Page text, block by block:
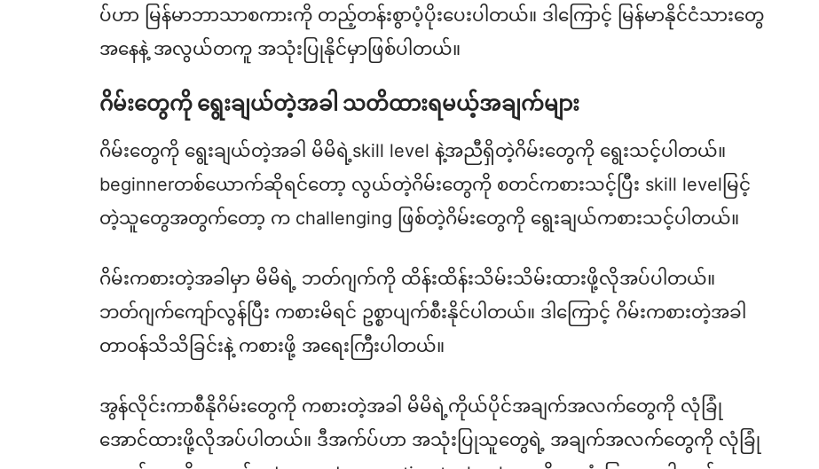
ပ်ဟာ မြန်မာဘာသာစကားကို တည့်တန်းစွာပံ့ပိုးပေးပါတယ်။ ဒါကြောင့် မြန်မာနိုင်ငံသားတွေ
အနေနဲ့ အလွယ်တကူ အသုံးပြုနိုင်မှာဖြစ်ပါတယ်။
ဂိမ်းတွေကို ရွေးချယ်တဲ့အခါ သတိထားရမယ့်အချက်များ
ဂိမ်းတွေကို ရွေးချယ်တဲ့အခါ မိမိရဲ့skill level နဲ့အညီရှိတဲ့ဂိမ်းတွေကို ရွေးသင့်ပါတယ်။
beginnerတစ်ယောက်ဆိုရင်တော့ လွယ်တဲ့ဂိမ်းတွေကို စတင်ကစားသင့်ပြီး skill levelမြင့်
တဲ့သူတွေအတွက်တော့ က challenging ဖြစ်တဲ့ဂိမ်းတွေကို ရွေးချယ်ကစားသင့်ပါတယ်။
ဂိမ်းကစားတဲ့အခါမှာ မိမိရဲ့ ဘတ်ဂျက်ကို ထိန်းထိန်းသိမ်းသိမ်းထားဖို့လိုအပ်ပါတယ်။
ဘတ်ဂျက်ကျော်လွန်ပြီး ကစားမိရင် ဥစ္စာပျက်စီးနိုင်ပါတယ်။ ဒါကြောင့် ဂိမ်းကစားတဲ့အခါ
တာဝန်သိသိခြင်းနဲ့ ကစားဖို့ အရေးကြီးပါတယ်။
အွန်လိုင်းကာစီနိုဂိမ်းတွေကို ကစားတဲ့အခါ မိမိရဲ့ကိုယ်ပိုင်အချက်အလက်တွေကို လုံခြုံ
အောင်ထားဖို့လိုအပ်ပါတယ်။ ဒီအက်ပ်ဟာ အသုံးပြုသူတွေရဲ့ အချက်အလက်တွေကို လုံခြုံ